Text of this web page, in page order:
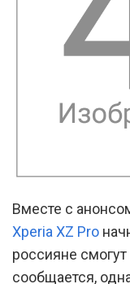
Вместе с
Xperia XZ Pro
россияне
сообщается,